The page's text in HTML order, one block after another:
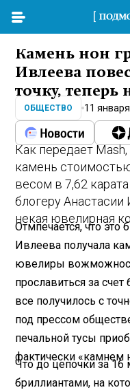
Камень нон
Ивлеева
точку,
ОБЩЕСТВО 11
Как передает
камень
весом в 7,62
блогеру
некая ювелирная
Отмпечается, что
Ивлеева получала
ювелиры
прославиться за
все получилось с
под прессом
печальной тусы
фактически «камнем
Что до цепочки за 16
бриллиантами, на